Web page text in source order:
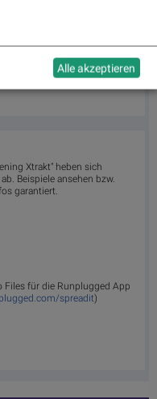
zählen die Beförderung von
Printmedien und Paketen.
auf
boerse-
Xtrakt" heben sich
Beispiele ansehen bzw.
garantiert.
Files für die Runplugged App
spreadit)
Alle akzeptieren